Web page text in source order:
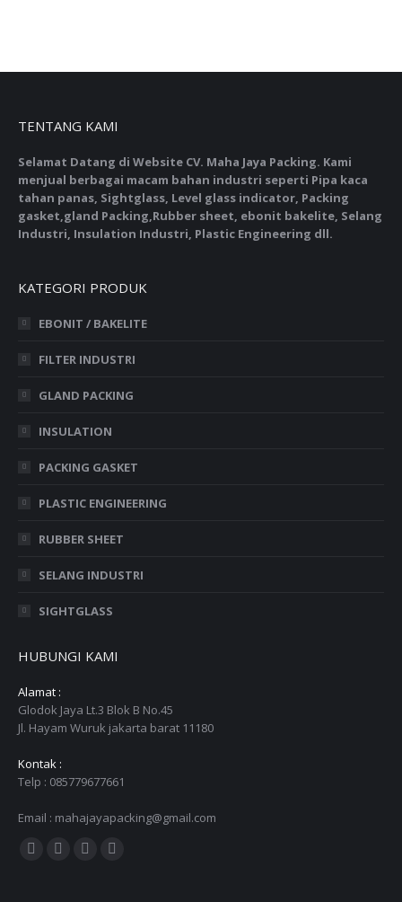
TENTANG KAMI
Selamat Datang di Website CV. Maha Jaya Packing. Kami
menjual berbagai macam bahan industri seperti Pipa kaca
tahan panas, Sightglass, Level glass indicator, Packing
gasket,gland Packing,Rubber sheet, ebonit bakelite, Selang
Industri, Insulation Industri, Plastic Engineering dll.
KATEGORI PRODUK
EBONIT / BAKELITE
FILTER INDUSTRI
GLAND PACKING
INSULATION
PACKING GASKET
PLASTIC ENGINEERING
RUBBER SHEET
SELANG INDUSTRI
SIGHTGLASS
HUBUNGI KAMI
Alamat :
Glodok Jaya Lt.3 Blok B No.45
Jl. Hayam Wuruk jakarta barat 11180
Kontak :
Telp : 085779677661
Email : mahajayapacking@gmail.com
Find us on: